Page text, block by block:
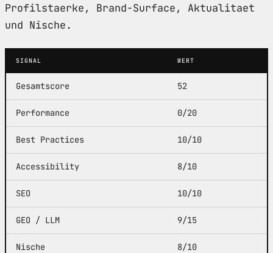
Profilstaerke, Brand-Surface, Aktualitaet
und Nische.
SIGNAL WERT
Gesamtscore 52
Performance 0/20
Best Practices 10/10
Accessibility 8/10
SEO 10/10
GEO / LLM 9/15
Nische 8/10